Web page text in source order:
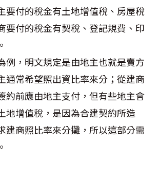
要付的稅金有土地增值稅、房屋稅
要付的稅金有契稅、登記規費、印
例，明文規定是由地主也就是賣方
通常希望照出資比率來分；從建商
約前應由地主支付，但有些地主會
地增值稅，是因為合建契約所造
建商照比率來分攤，所以這部分需